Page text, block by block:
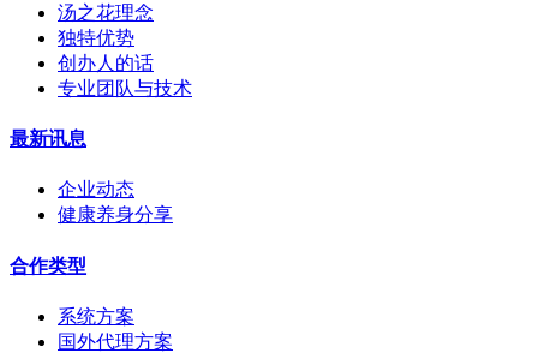
汤之花理念
独特优势
创办人的话
专业团队与技术
最新讯息
企业动态
健康养身分享
合作类型
系统方案
国外代理方案